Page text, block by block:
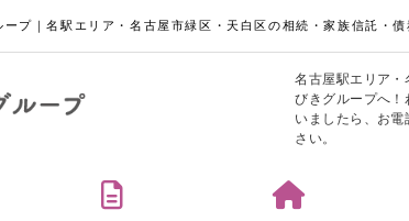
プ｜名駅エリア・名古屋市緑区・天白区の相続・家族信託・債
名古屋駅エリア・
びきグループへ
いましたら、お
さい。